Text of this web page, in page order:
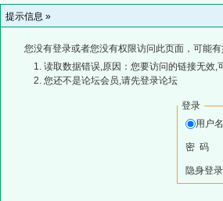
提示信息 »
您没有登录或者您没有权限访问此页面，可能
读取数据错误,原因：您要访问的链接无效,
您还不是论坛会员,请先登录论坛
登录
用户
密 码
隐身登录